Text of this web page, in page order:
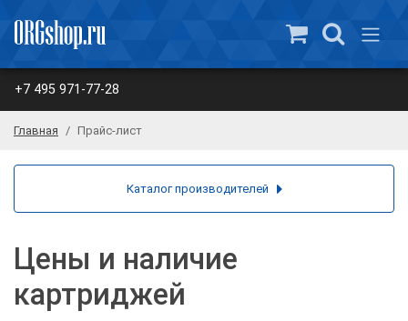
+7 495 971-77-28
Главная Прайс-лист
Цены и наличие
картриджей